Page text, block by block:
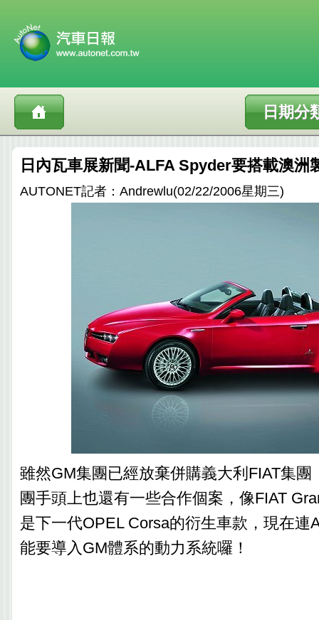
日期分
日內瓦車展新聞-ALFA Spyder要搭載澳洲
AUTONET記者：Andrewlu(02/22/2006星期三)
雖然GM集團已經放棄併購義大利FIAT集團
團手頭上也還有一些合作個案，像FIAT
是下一代OPEL Corsa的衍生車款，現在連
能要導入GM體系的動力系統囉！